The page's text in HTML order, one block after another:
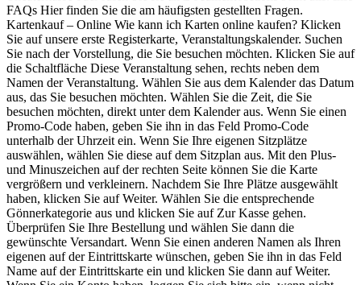
FAQs Hier finden Sie die am häufigsten gestellten Fragen.
Kartenkauf – Online Wie kann ich Karten online kaufen? Klicken
Sie auf unsere erste Registerkarte, Veranstaltungskalender. Suchen
Sie nach der Vorstellung, die Sie besuchen möchten. Klicken Sie auf
die Schaltfläche Diese Veranstaltung sehen, rechts neben dem
Namen der Veranstaltung. Wählen Sie aus dem Kalender das Datum
aus, das Sie besuchen möchten. Wählen Sie die Zeit, die Sie
besuchen möchten, direkt unter dem Kalender aus. Wenn Sie einen
Promo-Code haben, geben Sie ihn in das Feld Promo-Code
unterhalb der Uhrzeit ein. Wenn Sie Ihre eigenen Sitzplätze
auswählen, wählen Sie diese auf dem Sitzplan aus. Mit den Plus-
und Minuszeichen auf der rechten Seite können Sie die Karte
vergrößern und verkleinern. Nachdem Sie Ihre Plätze ausgewählt
haben, klicken Sie auf Weiter. Wählen Sie die entsprechende
Gönnerkategorie aus und klicken Sie auf Zur Kasse gehen.
Überprüfen Sie Ihre Bestellung und wählen Sie dann die
gewünschte Versandart. Wenn Sie einen anderen Namen als Ihren
eigenen auf der Eintrittskarte wünschen, geben Sie ihn in das Feld
Name auf der Eintrittskarte ein und klicken Sie dann auf Weiter.